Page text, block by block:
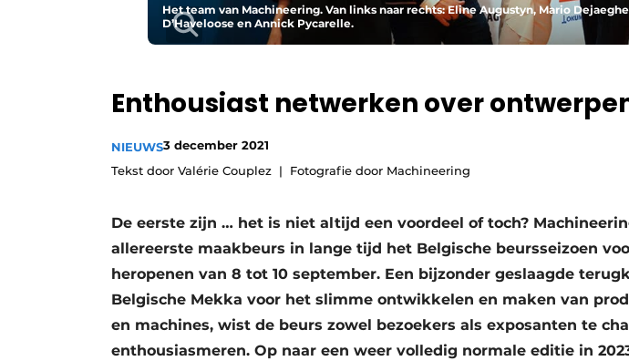
Nieuwsbrief
Podcasts
Vacature aanmelden
Video’s
Het team van Machineering. Van links naar rechts: Eline Augustyn, Mario
D’Haveloose en Annick Pycarelle.
Enthousiast netwerken over
NIEUWS3 december 2021
Tekst door Valérie Couplez
Fotografie door Machineering
De eerste zijn … het is niet altijd een voordeel of toch?
allereerste maakbeurs in lange tijd het Belgische beursseizoen
heropenen van 8 tot 10 september. Een bijzonder geslaagde
Belgische Mekka voor het slimme ontwikkelen en maken van
en machines, wist de beurs zowel bezoekers als exposanten te
enthousiasmeren. Op naar een weer volledig normale editie in